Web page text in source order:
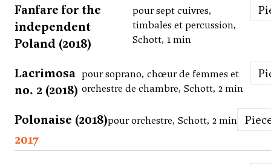
Fanfare for the
independent
Poland (2018)
pour sept cuivres,
timbales et percussion,
Schott, 1 min
Lacrimosa
no. 2 (2018)
pour soprano, chœur de femmes et
orchestre de chambre, Schott, 2 min
Polonaise (2018)pour orchestre, Schott, 2 min
2017